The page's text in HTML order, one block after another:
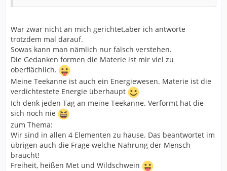
War zwar nicht an mich gerichtet,aber ich antworte
trotzdem mal darauf.
Sowas kann man nämlich nur falsch verstehen.
Die Gedanken formen die Materie ist mir viel zu
oberflächlich.
Meine Teekanne ist auch ein Energiewesen. Materie ist die
verdichtestete Energie überhaupt
Ich denk jeden Tag an meine Teekanne. Verformt hat die
sich noch nie
zum Thema:
Wir sind in allen 4 Elementen zu hause. Das beantwortet im
übrigen auch die Frage welche Nahrung der Mensch
braucht!
Freiheit, heißen Met und Wildschwein